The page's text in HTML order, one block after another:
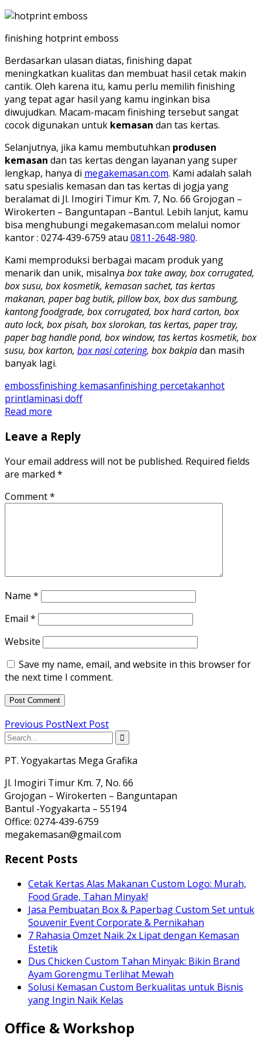
finishing hotprint emboss
Berdasarkan ulasan diatas, finishing dapat
meningkatkan kualitas dan membuat hasil cetak makin
cantik. Oleh karena itu, kamu perlu memilih finishing
yang tepat agar hasil yang kamu inginkan bisa
diwujudkan. Macam-macam finishing tersebut sangat
cocok digunakan untuk kemasan dan tas kertas.
Selanjutnya, jika kamu membutuhkan produsen
kemasan dan tas kertas dengan layanan yang super
lengkap, hanya di megakemasan.com. Kami adalah salah
satu spesialis kemasan dan tas kertas di jogja yang
beralamat di Jl. Imogiri Timur Km. 7, No. 66 Grojogan –
Wirokerten – Banguntapan –Bantul. Lebih lanjut, kamu
bisa menghubungi megakemasan.com melalui nomor
kantor : 0274-439-6759 atau 0811-2648-980.
Kami memproduksi berbagai macam produk yang
menarik dan unik, misalnya box take away, box corrugated,
box susu, box kosmetik, kemasan sachet, tas kertas
makanan, paper bag butik, pillow box, box dus sambung,
kantong foodgrade, box corrugated, box hard carton, box
auto lock, box pisah, box slorokan, tas kertas, paper tray,
paper bag handle pond, box window, tas kertas kosmetik, box
susu, box karton, box nasi catering, box bakpiadan masih
banyak lagi.
embossfinishing kemasanfinishing percetakanhot
printlaminasi doff
Read more
Leave a Reply
Your email address will not be published. Required fields
are marked *
Comment*
Name *
Email *
Website
Save my name, email, and website in this browser for
the next time I comment.
Previous PostNext Post
PT. Yogyakartas Mega Grafika
Jl. Imogiri Timur Km. 7, No. 66
Grojogan – Wirokerten – Banguntapan
Bantul -Yogyakarta – 55194
Office: 0274-439-6759
megakemasan@gmail.com
Recent Posts
Cetak Kertas Alas Makanan Custom Logo: Murah,
Food Grade, Tahan Minyak!
Jasa Pembuatan Box & Paperbag Custom Set untuk
Souvenir Event Corporate & Pernikahan
7 Rahasia Omzet Naik 2x Lipat dengan Kemasan
Estetik
Dus Chicken Custom Tahan Minyak: Bikin Brand
Ayam Gorengmu Terlihat Mewah
Solusi Kemasan Custom Berkualitas untuk Bisnis
yang Ingin Naik Kelas
Office & Workshop